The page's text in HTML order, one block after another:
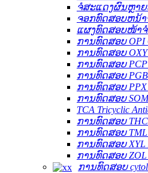
ຈໍສະແດງຜົນຫຼາຍ
ຈອກທົດສອບຫນ້
ແຜງທົດສອບໜ້າ
ການທົດສອບ OPI
ການທົດສອບ OXY
ການທົດສອບ PCP
ການທົດສອບ PGB
ການທົດສອບ PPX
ການທົດສອບ
TCA Tricyclic
ການທົດສອບ THC
ການທົດສອບ TML
ການທົດສອບ XYL
ການທົດສອບ ZOL
ການທົດສອບ